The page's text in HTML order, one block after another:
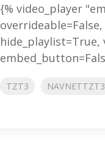
{% video_player
hide_playlist=True,
TZT3 NAVNETTZT3